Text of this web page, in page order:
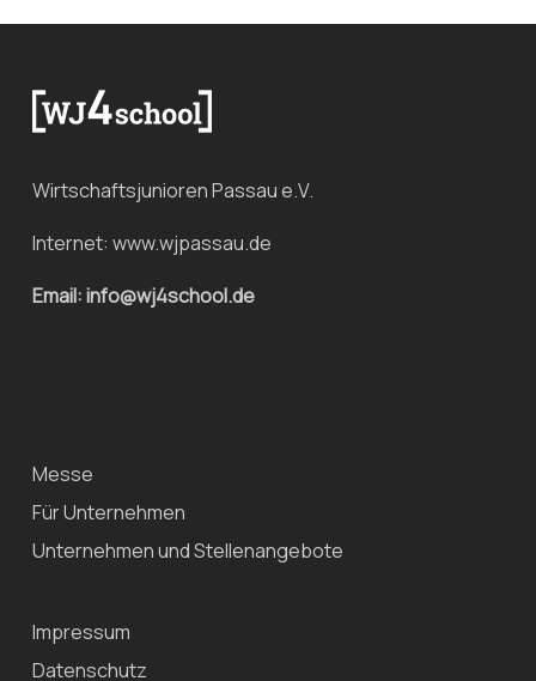
Wirtschaftsjunioren Passau e.V.
Internet: www.wjpassau.de
Email: info@wj4school.de
Messe
Für Unternehmen
Unternehmen und Stellenangebote
Impressum
Datenschutz